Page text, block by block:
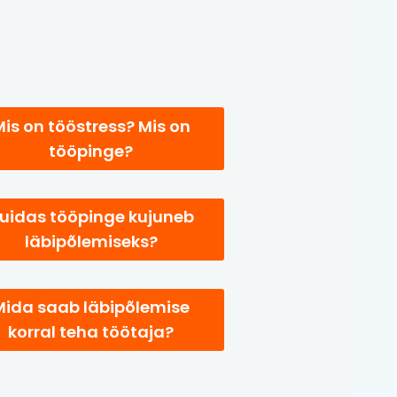
on tööstress? Mis on
tööpinge?
tööpinge kujuneb
läbipõlemiseks?
saab läbipõlemise
korral teha töötaja?